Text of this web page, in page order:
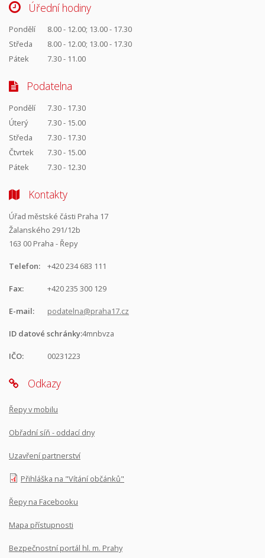
Úřední hodiny
Pondělí
8.00 - 12.00; 13.00 - 17.30
Středa
8.00 - 12.00; 13.00 - 17.30
Pátek
7.30 - 11.00
Podatelna
Pondělí
7.30 - 17.30
Úterý
7.30 - 15.00
Středa
7.30 - 17.30
Čtvrtek
7.30 - 15.00
Pátek
7.30 - 12.30
Kontakty
Úřad městské části Praha 17
Žalanského 291/12b
163 00 Praha - Řepy
Telefon: +420 234 683 111
Fax: +420 235 300 129
E-mail: podatelna@praha17.cz
ID datové schránky:4mnbvza
IČO: 00231223
Odkazy
Řepy v mobilu
Obřadní síň - oddací dny
Uzavření partnerství
Přihláška na "Vítání občánků"
Řepy na Facebooku
Mapa přístupnosti
Bezpečnostní portál hl. m. Prahy